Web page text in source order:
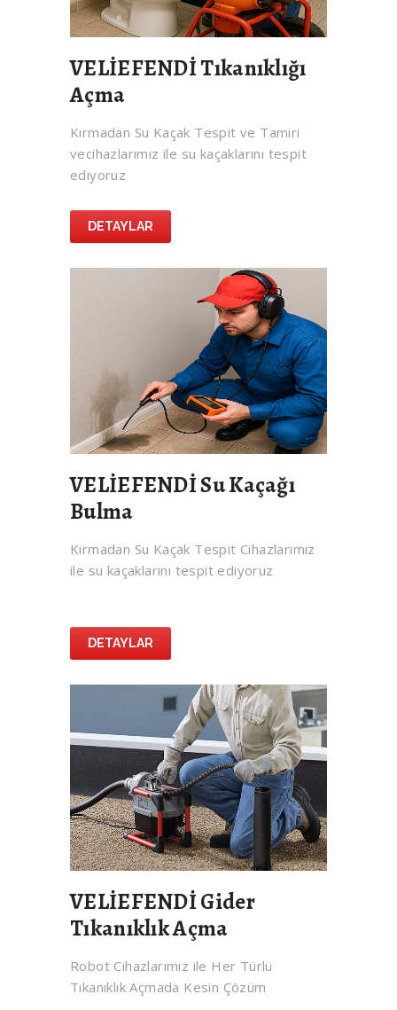
VELİEFENDİ Tıkanıklığı
Açma
Kırmadan Su Kaçak Tespit ve Tamiri
vecihazlarımız ile su kaçaklarını tespit
ediyoruz
DETAYLAR
VELİEFENDİ Su Kaçağı
Bulma
Kırmadan Su Kaçak Tespit Cihazlarımız
ile su kaçaklarını tespit ediyoruz
DETAYLAR
VELİEFENDİ Gider
Tıkanıklık Açma
Robot Cihazlarımız ile Her Türlü
Tıkanıklık Açmada Kesin Çözüm